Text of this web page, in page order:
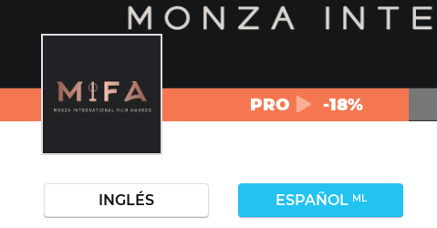
PRO -18%
INGLÉS ESPAÑOL ML